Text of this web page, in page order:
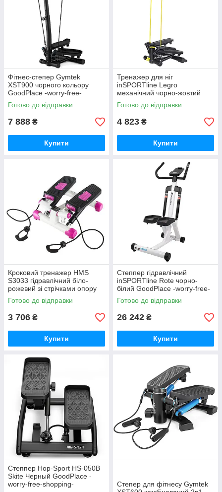
Фітнес-степер Gymtek
XST900 чорного кольору
GoodPlace -worry-free-
shopping-
Готово до відправки
7 888 ₴
Купити
Тренажер для ніг
inSPORTline Legro
механічний чорно-жовтий
GoodPlace -worry-free-
shopping-
Готово до відправки
4 823 ₴
Купити
Кроковий тренажер HMS
S3033 гідравлічний біло-
рожевий зі стрічками опору
GoodPlace -worry-free-
shopping-
Готово до відправки
3 706 ₴
Купити
Степпер гідравлічний
inSPORTline Rote чорно-
білий GoodPlace -worry-free-
shopping-
Готово до відправки
26 242 ₴
Купити
Степпер Hop-Sport HS-050B
Skite Черный GoodPlace -
worry-free-shopping-
Степер для фітнесу Gymtek